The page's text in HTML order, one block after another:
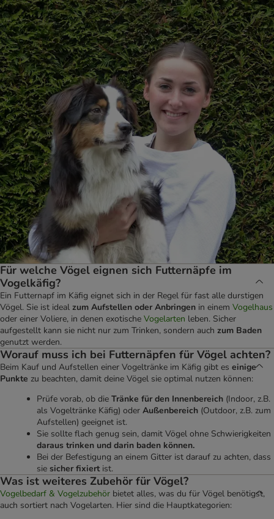
Für welche Vögel eignen sich Futternäpfe im
Vogelkäfig?
Ein Futternapf im Käfig eignet sich in der Regel für fast alle durstigen
Vögel. Sie ist ideal zum Aufstellen oder Anbringen in einem Vogelhaus
oder einer Voliere, in denen exotische Vogelarten leben. Sicher
aufgestellt kann sie nicht nur zum Trinken, sondern auch zum Baden
genutzt werden.
Worauf muss ich bei Futternäpfen für Vögel achten?
Beim Kauf und Aufstellen einer Vogeltränke im Käfig gibt es einige
Punkte zu beachten, damit deine Vögel sie optimal nutzen können:
Prüfe vorab, ob die Tränke für den Innenbereich (Indoor, z.B.
als Vogeltränke Käfig) oder Außenbereich (Outdoor, z.B. zum
Aufstellen) geeignet ist.
Sie sollte flach genug sein, damit Vögel ohne Schwierigkeiten
daraus trinken und darin baden können.
Bei der Befestigung an einem Gitter ist darauf zu achten, dass
sie sicher fixiert ist.
Was ist weiteres Zubehör für Vögel?
Vogelbedarf & Vogelzubehör bietet alles, was du für Vögel benötigst,
auch sortiert nach Vogelarten. Hier sind die Hauptkategorien: